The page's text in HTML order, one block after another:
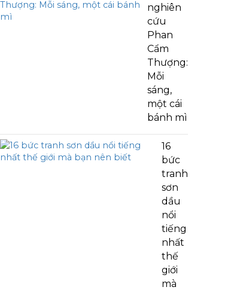
nghiên
cứu
Phan
Cẩm
Thượng:
Mỗi
sáng,
một cái
bánh mì
16
bức
tranh
sơn
dầu
nổi
tiếng
nhất
thế
giới
mà